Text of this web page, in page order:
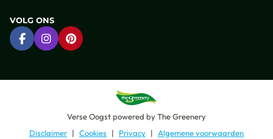
VOLG ONS
Ga naar Facebook
Ga naar Instagram
Ga naar Pinterest
Verse Oogstpowered byThe Greenery
Disclaimer
Cookies Privacy Algemene voorwaarden